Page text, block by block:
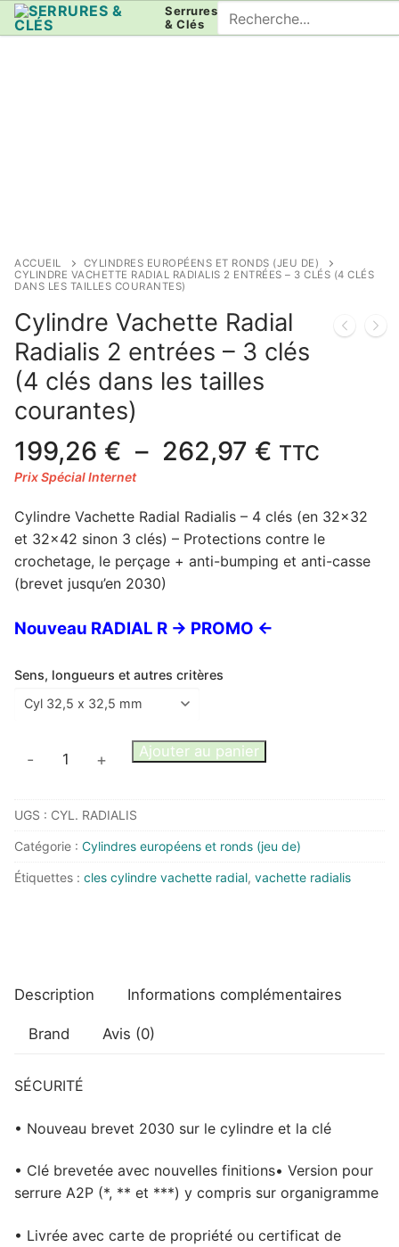
Aller
au
Serrures
& Clés
Rechercher
:
ACCUEIL
CYLINDRES EUROPÉENS ET RONDS (JEU DE)
CYLINDRE VACHETTE RADIAL RADIALIS 2 ENTRÉES – 3 CLÉS (4 CLÉS
DANS LES TAILLES COURANTES)
Cylindre Vachette Radial
Radialis 2 entrées – 3 clés
(4 clés dans les tailles
courantes)
199,26 € – 262,97 € Plage
199,26 €
à
262,97 €
TTC
Cylindre Vachette Radial Radialis – 4 clés (en 32×32
et 32×42 sinon 3 clés) – Protections contre le
crochetage, le perçage + anti-bumping et anti-casse
(brevet jusqu’en 2030)
Nouveau RADIAL R -> PROMO <-
Sens, longueurs et autres critères
quantité
Vachette
Radial
2
(4
dans
tailles
- + Ajouter au panier
UGS : CYL. RADIALIS
Catégorie : Cylindres européens et ronds (jeu de)
Étiquettes : cles cylindre vachette radial, vachette radialis
Description Informations complémentaires
Brand Avis (0)
SÉCURITÉ
• Nouveau brevet 2030 sur le cylindre et la clé
• Clé brevetée avec nouvelles finitions• Version pour
serrure A2P (*, ** et ***) y compris sur organigramme
• Livrée avec carte de propriété ou certificat de